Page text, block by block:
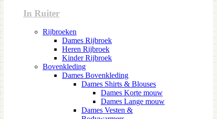
In Ruiter
Rijbroeken
Dames Rijbroek
Heren Rijbroek
Kinder Rijbroek
Bovenkleding
Dames Bovenkleding
Dames Shirts & Blouses
Dames Korte mouw
Dames Lange mouw
Dames Vesten &